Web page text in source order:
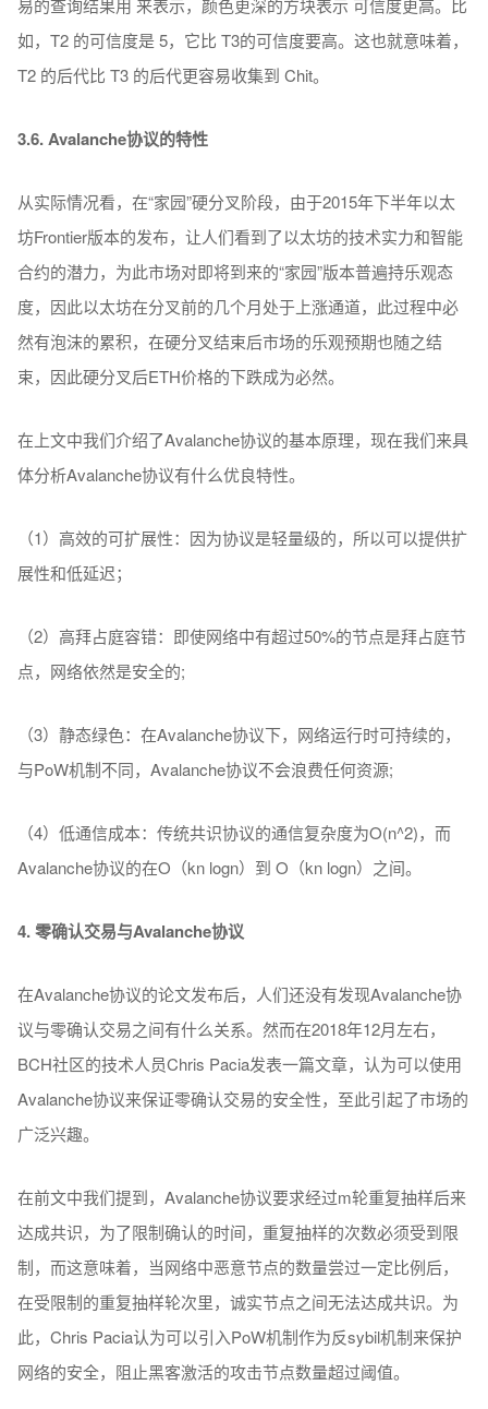
易的查询结果用 来表示，颜色更深的方块表示 可信度更高。比
如，T2 的可信度是 5，它比 T3的可信度要高。这也就意味着，
T2 的后代比 T3 的后代更容易收集到 Chit。
3.6. Avalanche协议的特性
从实际情况看，在“家园”硬分叉阶段，由于2015年下半年以太
坊Frontier版本的发布，让人们看到了以太坊的技术实力和智能
合约的潜力，为此市场对即将到来的“家园”版本普遍持乐观态
度，因此以太坊在分叉前的几个月处于上涨通道，此过程中必
然有泡沫的累积，在硬分叉结束后市场的乐观预期也随之结
束，因此硬分叉后ETH价格的下跌成为必然。
在上文中我们介绍了Avalanche协议的基本原理，现在我们来具
体分析Avalanche协议有什么优良特性。
（1）高效的可扩展性：因为协议是轻量级的，所以可以提供扩
展性和低延迟；
（2）高拜占庭容错：即使网络中有超过50%的节点是拜占庭节
点，网络依然是安全的;
（3）静态绿色：在Avalanche协议下，网络运行时可持续的，
与PoW机制不同，Avalanche协议不会浪费任何资源;
（4）低通信成本：传统共识协议的通信复杂度为O(n^2)，而
Avalanche协议的在O（kn logn）到 O（kn logn）之间。
4. 零确认交易与Avalanche协议
在Avalanche协议的论文发布后，人们还没有发现Avalanche协
议与零确认交易之间有什么关系。然而在2018年12月左右，
BCH社区的技术人员Chris Pacia发表一篇文章，认为可以使用
Avalanche协议来保证零确认交易的安全性，至此引起了市场的
广泛兴趣。
在前文中我们提到，Avalanche协议要求经过m轮重复抽样后来
达成共识，为了限制确认的时间，重复抽样的次数必须受到限
制，而这意味着，当网络中恶意节点的数量尝过一定比例后，
在受限制的重复抽样轮次里，诚实节点之间无法达成共识。为
此，Chris Pacia认为可以引入PoW机制作为反sybil机制来保护
网络的安全，阻止黑客激活的攻击节点数量超过阈值。